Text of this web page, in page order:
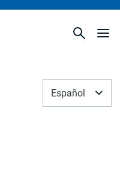
Español